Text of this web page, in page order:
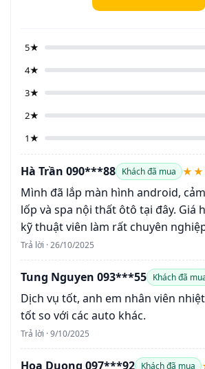
5★
4★
3★
2★
1★
Hà Trần 090***88 Khách đã mua
Mình đã lắp màn hình android,
lốp và spa nội thất ôtô tại đây. Giá
kỹ thuật viên làm rất chuyên
Trả lời · 26/10/2025
Tung Nguyen 093***55 Khách đã
Dịch vụ tốt, anh em nhân viên
tốt so với các auto khác.
Trả lời · 9/10/2025
Hoa Duong 097***92 Khách đã mua